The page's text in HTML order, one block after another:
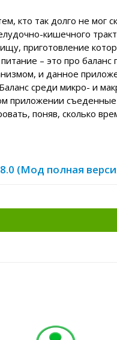
кто так долго не мог
кишечного
приготовление
– это про
и данное
среди микро- и
приложении
поняв, сколько
(Мод полная